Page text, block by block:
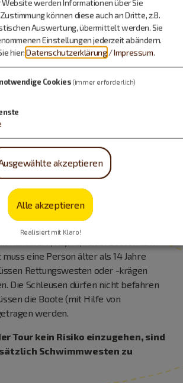
von Töging bei Dietfurt bis
Main-Donau-Kanal
nur erfahrene Bootsfahrer in Angriff
ist das Befahren des Main-
eine Person älter als 14 Jahre
Rettungswesten oder -krägen
Die Schleusen dürfen nicht befahren
die Boote (mit Hilfe von
werden.
Tour kein Risiko einzugehen, sind
Schwimmwesten zu
Website werden Informationen über Sie
können diese auch an Dritte, z.B.
Auswertung, übermittelt werden. Sie
Einstellungen jederzeit abändern.
hier:Datenschutzerklärung /Impressum.
Cookies (immer erforderlich)
akzeptieren
Alle akzeptieren
Realisiert mit Klaro!